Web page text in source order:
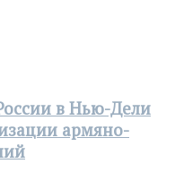
в Нью-Дели
армяно-